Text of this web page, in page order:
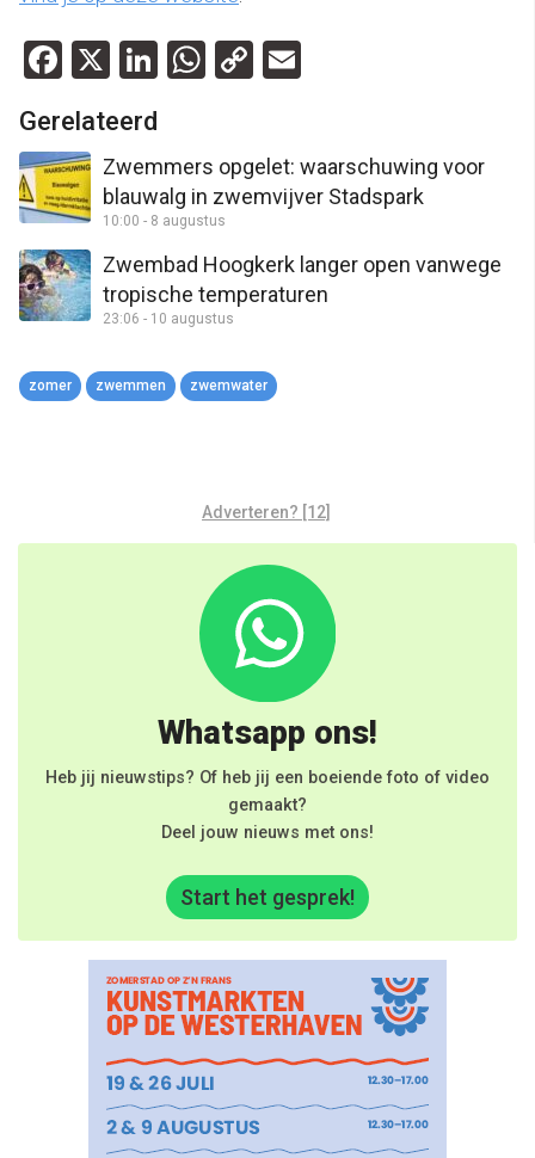
Facebook
X LinkedIn
WhatsApp
Copy
Gerelateerd
Zwemmers opgelet: waarschuwing voor
blauwalg in zwemvijver Stadspark
10:00 - 8 augustus
Zwembad Hoogkerk langer open vanwege
tropische temperaturen
23:06 - 10 augustus
zomer zwemmen zwemwater
Adverteren? [12]
Whatsapp ons!
Heb jij nieuwstips? Of heb jij een boeiende foto of video
gemaakt?
Deel jouw nieuws met ons!
Start het gesprek!